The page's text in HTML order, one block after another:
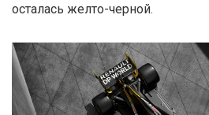
осталась желто-черной.